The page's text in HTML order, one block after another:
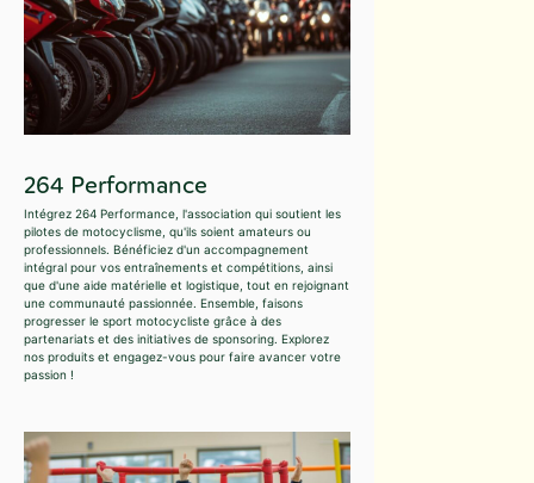
264 Performance
Intégrez 264 Performance, l'association qui soutient les
pilotes de motocyclisme, qu'ils soient amateurs ou
professionnels. Bénéficiez d'un accompagnement
intégral pour vos entraînements et compétitions, ainsi
que d'une aide matérielle et logistique, tout en rejoignant
une communauté passionnée. Ensemble, faisons
progresser le sport motocycliste grâce à des
partenariats et des initiatives de sponsoring. Explorez
nos produits et engagez-vous pour faire avancer votre
passion !